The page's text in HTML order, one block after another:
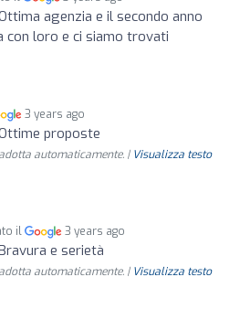
agenzia e il secondo anno
con loro e ci siamo trovati
3 years ago
proposte
automaticamente. | Visualizza testo
il 3 years ago
e serietà
automaticamente. | Visualizza testo